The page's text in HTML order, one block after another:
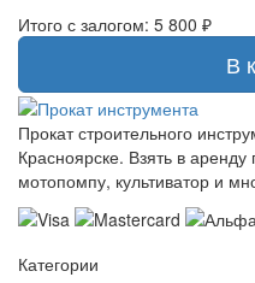
Итого с залогом: 5 800 ₽
В
Прокат строительного
Красноярске. Взять в
мотопомпу, культиватор и
Категории